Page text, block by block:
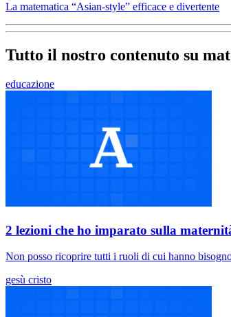
La matematica “Asian-style” efficace e divertente
Tutto il nostro contenuto su
educazione
2 lezioni che ho imparato sulla
Non posso ricoprire tutti i ruoli di cui hanno
gesù cristo